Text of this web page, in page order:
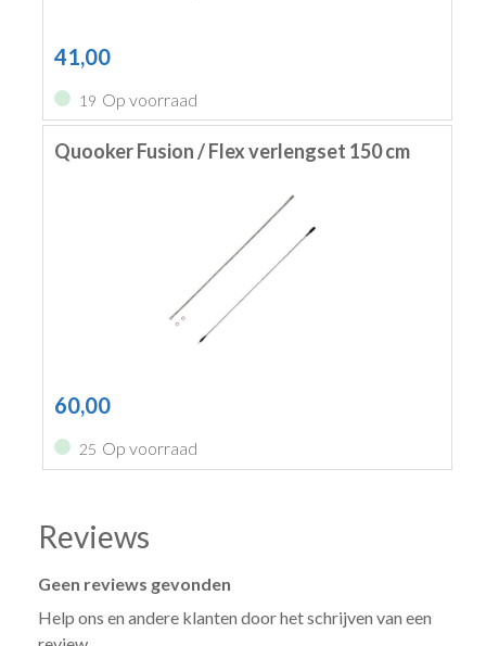
41,00
19 Op voorraad
Quooker Fusion / Flex verlengset 150 cm
60,00
25 Op voorraad
Reviews
Geen reviews gevonden
Help ons en andere klanten door het schrijven van een